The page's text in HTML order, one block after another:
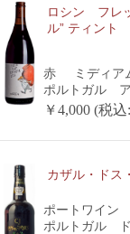
ロシン フレ
ル” ティン
赤
ミディア
ポルトガル
￥4,000 (税
カザル・ドス
ポートワイン
ポルトガル